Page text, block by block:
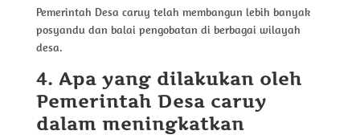
Pemerintah Desa caruy telah membangun lebih banyak
posyandu dan balai pengobatan di berbagai wilayah
desa.
4. Apa yang dilakukan oleh
Pemerintah Desa caruy
dalam meningkatkan